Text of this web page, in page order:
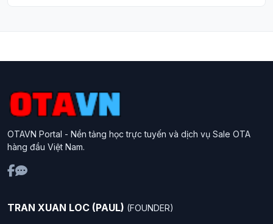
OTAVN Portal - Nền tảng học trực tuyến và dịch vụ Sale OTA
hàng đầu Việt Nam.
TRAN XUAN LOC (PAUL) (FOUNDER)